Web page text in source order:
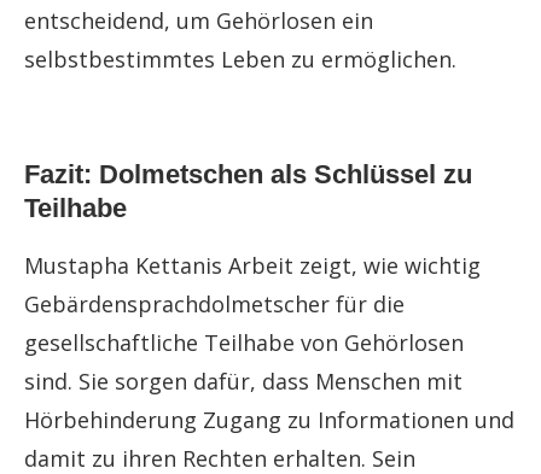
entscheidend, um Gehörlosen ein
selbstbestimmtes Leben zu ermöglichen.
Fazit: Dolmetschen als Schlüssel zu
Teilhabe
Mustapha Kettanis Arbeit zeigt, wie wichtig
Gebärdensprachdolmetscher für die
gesellschaftliche Teilhabe von Gehörlosen
sind. Sie sorgen dafür, dass Menschen mit
Hörbehinderung Zugang zu Informationen und
damit zu ihren Rechten erhalten. Sein